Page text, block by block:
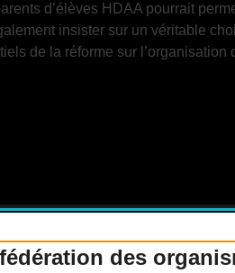
des
d’élèves HDAA pourrait
insister sur un véritable
de la réforme sur l’organisation